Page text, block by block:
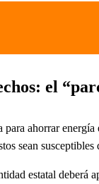
el
para ahorrar
sean susceptibles
estatal